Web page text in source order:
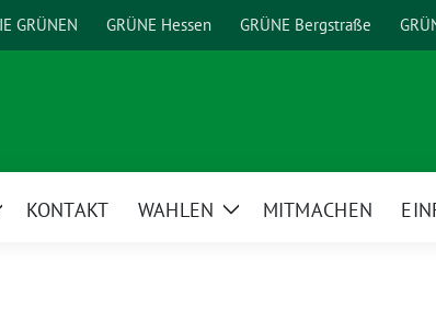
GRÜNEN GRÜNE Hessen GRÜNE Bergstraße
KONTAKT WAHLEN
ZeigeMITMACHEN